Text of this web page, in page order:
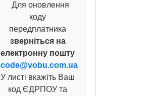
Для оновлення
коду
передплатника
зверніться на
електронну пошту
code@vobu.com.ua
У листі вкажіть Ваш
код ЄДРПОУ та